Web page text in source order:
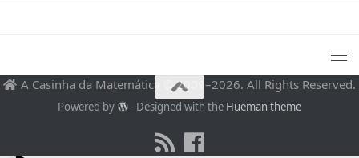
A Casinha da Matemática © 2009–2026. All Rights Reserved.
Powered by - Designed with the Hueman theme